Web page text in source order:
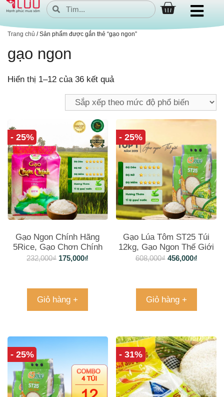
Trang chủ / Sản phẩm được gắn thẻ “gạo ngon”
gạo ngon
Hiển thị 1–12 của 36 kết quả
- 25%
Gạo Ngon Chính Hãng
5Rice, Gạo Chơn Chính
ST25 5Kg
232,000₫ 175,000₫
Giỏ hàng +
- 25%
Gạo Lúa Tôm ST25 Túi
12kg, Gạo Ngon Thế Giới
608,000₫ 456,000₫
Giỏ hàng +
- 25% - 31%